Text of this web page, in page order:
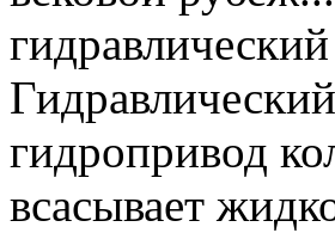
гидропривод
всасывает